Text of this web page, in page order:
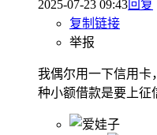
2025-07-23 09:43回复
复制链接
举报
我偶尔用一下信用卡
种小额借款是要上征